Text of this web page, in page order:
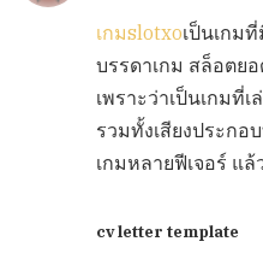
เกมslotxoเป็นเกม
บรรดาเกม สล็อตย
เพราะว่าเป็นเกมที่
รวมทั้งเสียงประกอ
เกมหลายฟีเจอร์ แ
cv letter template